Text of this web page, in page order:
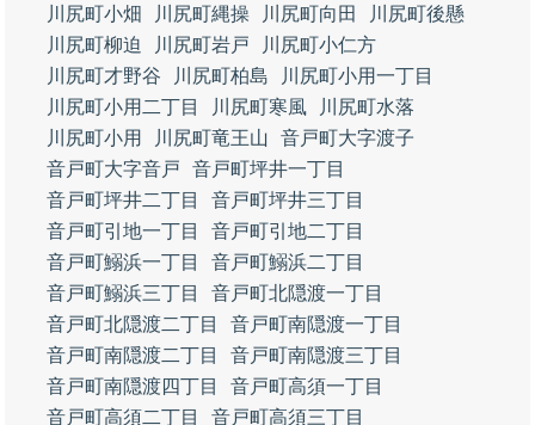
川尻町小畑
川尻町縄操 川尻町向田
川尻町後懸
川尻町柳迫
川尻町岩戸
川尻町小仁方
川尻町才野谷
川尻町柏島
川尻町小用一丁目
川尻町小用二丁目
川尻町寒風
川尻町水落
川尻町小用
川尻町竜王山
音戸町大字渡子
音戸町大字音戸
音戸町坪井一丁目
音戸町坪井二丁目
音戸町坪井三丁目
音戸町引地一丁目
音戸町引地二丁目
音戸町鰯浜一丁目
音戸町鰯浜二丁目
音戸町鰯浜三丁目
音戸町北隠渡一丁目
音戸町北隠渡二丁目
音戸町南隠渡一丁目
音戸町南隠渡二丁目
音戸町南隠渡三丁目
音戸町南隠渡四丁目
音戸町高須一丁目
音戸町高須二丁目
音戸町高須三丁目